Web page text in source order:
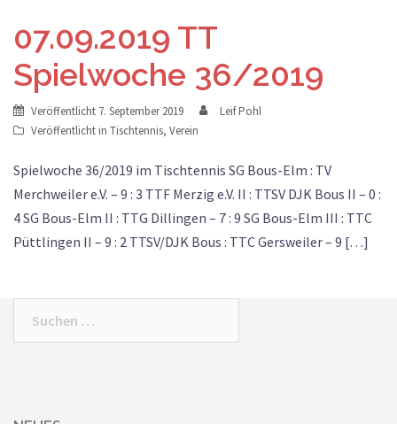
07.09.2019 TT
Spielwoche 36/2019
Veröffentlicht 7. September 2019
Leif Pohl
Veröffentlicht in Tischtennis, Verein
Spielwoche 36/2019 im Tischtennis SG Bous-Elm : TV
Merchweiler e.V. – 9 : 3 TTF Merzig e.V. II : TTSV DJK Bous II – 0 :
4 SG Bous-Elm II : TTG Dillingen – 7 : 9 SG Bous-Elm III : TTC
Püttlingen II – 9 : 2 TTSV/DJK Bous : TTC Gersweiler – 9 […]